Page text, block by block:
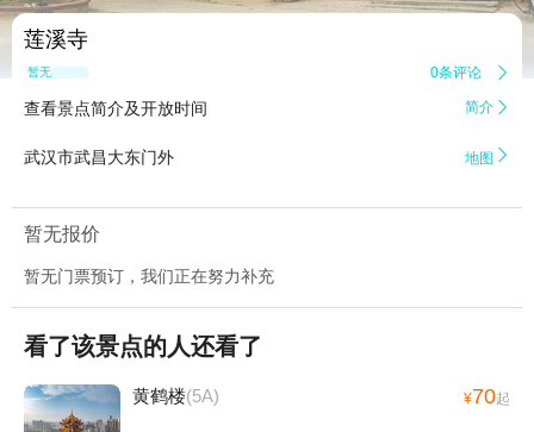
莲溪寺
暂无点评 0条评论 
查看景点简介及开放时间 简介 
武汉市武昌大东门外 地图 
暂无报价
暂无门票预订，我们正在努力补充
看了该景点的人还看了
黄鹤楼(5A) ¥70起